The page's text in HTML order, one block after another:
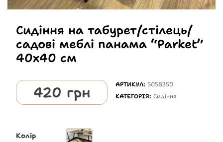
Сидіння на табурет/стілець/
садові меблі панама “Parket”
40х40 см
420 грн АРТИКУЛ: 5058350
КАТЕГОРІЯ:Сидіння
Колір